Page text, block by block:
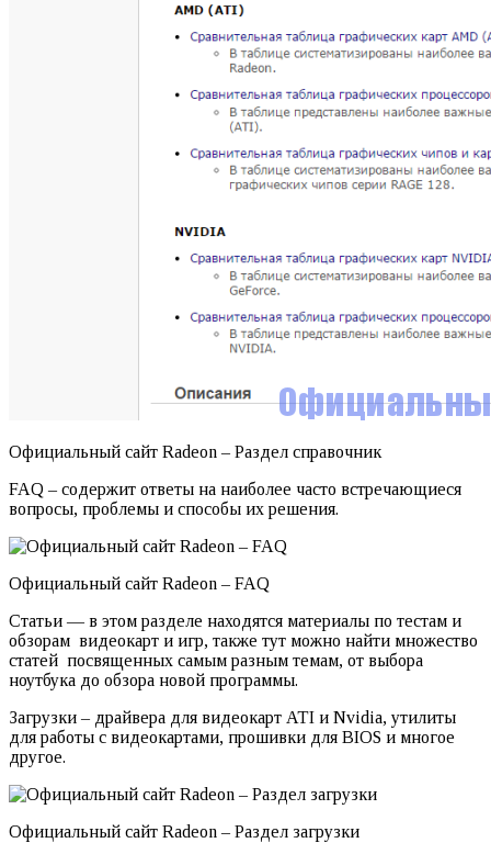
Официальный сайт Radeon – Раздел справочник
FAQ – содержит ответы на наиболее часто встречающиеся
вопросы, проблемы и способы их решения.
Официальный сайт Radeon – FAQ
Статьи — в этом разделе находятся материалы по тестам и
обзорам видеокарт и игр, также тут можно найти множество
статей посвященных самым разным темам, от выбора
ноутбука до обзора новой программы.
Загрузки – драйвера для видеокарт ATI и Nvidia, утилиты
для работы с видеокартами, прошивки для BIOS и многое
другое.
Официальный сайт Radeon – Раздел загрузки